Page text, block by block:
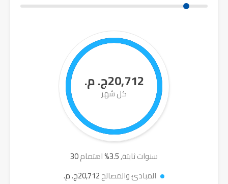
20,712ج. م.
كل شهر
30 سنوات ثابتة,3.5
%اهتمام
المبادئ والمصالح20,712ج. م.